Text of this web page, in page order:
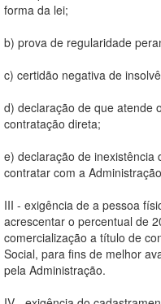
forma da lei;
b) prova de regularidade
c) certidão negativa de
d) declaração de que atende
contratação direta;
e) declaração de inexistência
contratar com a
III - exigência de a pessoa
acrescentar o percentual de
comercialização a título de
Social, para fins de melhor
pela Administração.